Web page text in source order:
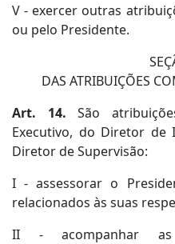
V - exercer outras
ou pelo Presidente.
DAS ATRIBUIÇÕES
Art. 14. São
Executivo, do Diretor de
Diretor de Supervisão:
I - assessorar o
relacionados às suas
II - acompanhar